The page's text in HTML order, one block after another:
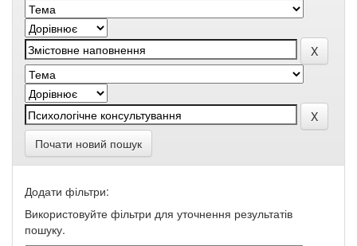
Почати новий пошук
Додати фільтри:
Використовуйте фільтри для уточнення результатів
пошуку.